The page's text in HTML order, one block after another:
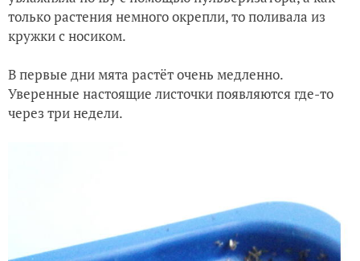
только растения немного окрепли, то поливала из
кружки с носиком.
В первые дни мята растёт очень медленно.
Уверенные настоящие листочки появляются где-то
через три недели.